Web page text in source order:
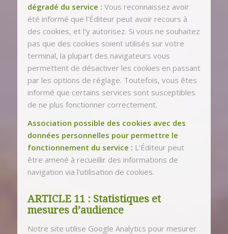
dégradé du service : Vous reconnaissez avoir
été informé que l’Éditeur peut avoir recours à
des cookies, et l’y autorisez. Si vous ne souhaitez
pas que des cookies soient utilisés sur votre
terminal, la plupart des navigateurs vous
permettent de désactiver les cookies en passant
par les options de réglage. Toutefois, vous êtes
informé que certains services sont susceptibles
de ne plus fonctionner correctement.
Association possible des cookies avec des
données personnelles pour permettre le
fonctionnement du service : L’Éditeur peut
être amené à recueillir des informations de
navigation via l’utilisation de cookies.
ARTICLE 11 : Statistiques et
mesures d’audience
Notre site utilise Google Analytics pour mesurer